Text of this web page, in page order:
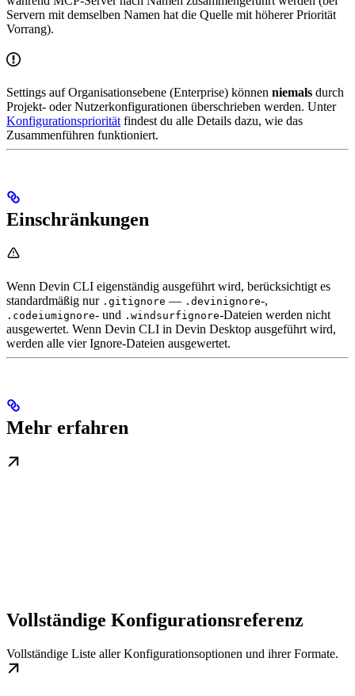
Servern mit demselben Namen hat die Quelle mit höherer Priorität
Vorrang).
Settings auf Organisationsebene (Enterprise) können niemals durch
Projekt- oder Nutzerkonfigurationen überschrieben werden. Unter
Konfigurationspriorität findest du alle Details dazu, wie das
Zusammenführen funktioniert.
Einschränkungen
Wenn Devin CLI eigenständig ausgeführt wird, berücksichtigt es
standardmäßig nur .gitignore — .devinignore-,
.codeiumignore- und .windsurfignore-Dateien werden nicht
ausgewertet. Wenn Devin CLI in Devin Desktop ausgeführt wird,
werden alle vier Ignore-Dateien ausgewertet.
Mehr erfahren
Vollständige Konfigurationsreferenz
Vollständige Liste aller Konfigurationsoptionen und ihrer Formate.